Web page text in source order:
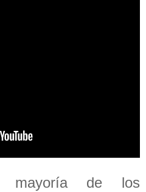
mayoría de los